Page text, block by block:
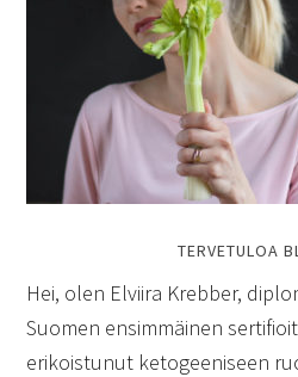
TERVETULOA
Hei, olen Elviira Krebber,
Suomen ensimmäinen
erikoistunut ketogeeniseen